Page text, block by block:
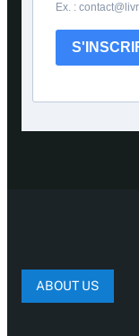
Ex. :
ABOUT US